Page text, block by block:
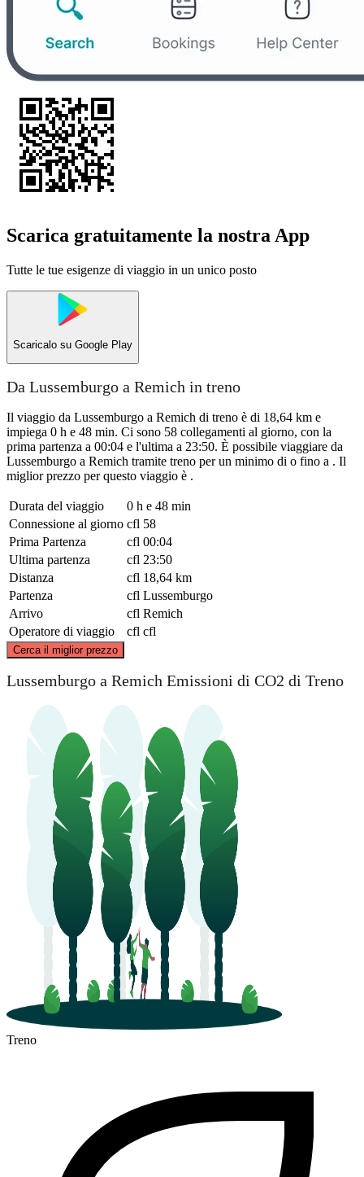
Scarica gratuitamente la nostra App
Tutte le tue esigenze di viaggio in un unico posto
Scaricalo su Google Play
Da Lussemburgo a Remich in treno
Il viaggio da Lussemburgo a Remich di treno è di 18,64 km e
impiega 0 h e 48 min. Ci sono 58 collegamenti al giorno, con la
prima partenza a 00:04 e l'ultima a 23:50. È possibile viaggiare da
Lussemburgo a Remich tramite treno per un minimo di o fino a . Il
miglior prezzo per questo viaggio è .
Durata del viaggio
0 h e 48 min
Connessione al giorno cfl 58
Prima Partenza
cfl 00:04
Ultima partenza
cfl 23:50
Distanza
cfl 18,64 km
Partenza
cfl Lussemburgo
Arrivo
cfl Remich
Operatore di viaggio
cfl cfl
Cerca il miglior prezzo
Lussemburgo a Remich Emissioni di CO2 di Treno
Treno